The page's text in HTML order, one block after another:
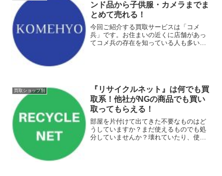
ンド品から子供服・カメラまでま
とめて売れる！
今回ご紹介する買取サービスは「コメ
兵」です。お住まいの近くに店舗があっ
てコメ兵の存在を知っている人も多いの
買取ショップ別
『リサイクルネット』は何でも買
取系！他社がNGの商品でも買い
取ってもらえる！
部屋を片付けて出てきた不要なものはど
うしていますか？まだ使えるものでも処
分していませんか？壊れていたり、使え